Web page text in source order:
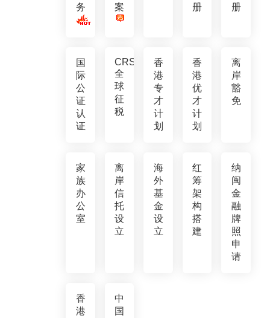
务
案
册
册
国
际
公
证
认
证
CRS
全
球
征
税
香
港
专
才
计
划
香
港
优
才
计
划
离
岸
豁
免
家
族
办
公
室
离
岸
信
托
设
立
海
外
基
金
设
立
红
筹
架
构
搭
建
纳
闽
金
融
牌
照
申
请
香
港
中
国